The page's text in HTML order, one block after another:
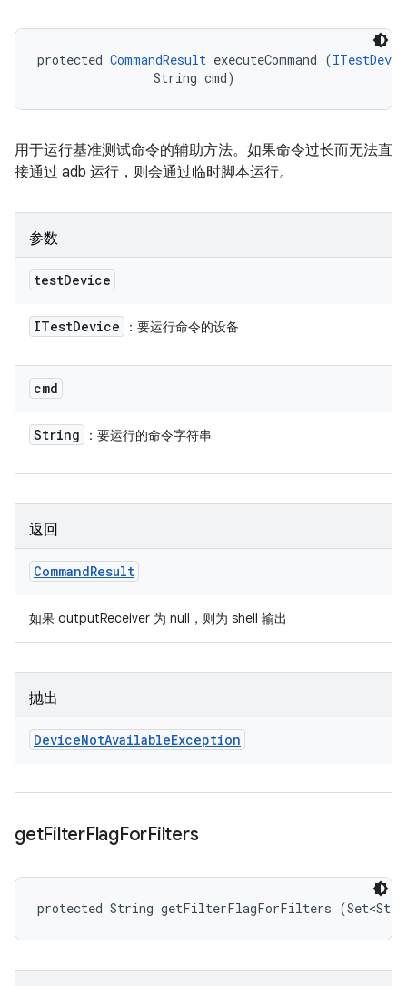
protected CommandResult executeCommand (
                String cmd)
用于运行基准测试命令的辅助方法。如果命令过长而无法直
接通过 adb 运行，则会通过临时脚本运行。
参数
testDevice
ITestDevice ：要运行命令的设备
cmd
String ：要运行的命令字符串
返回
CommandResult
如果 outputReceiver 为 null，则为 shell 输出
抛出
DeviceNotAvailableException
getFilterFlagForFilters
protected String getFilterFlagForFilters